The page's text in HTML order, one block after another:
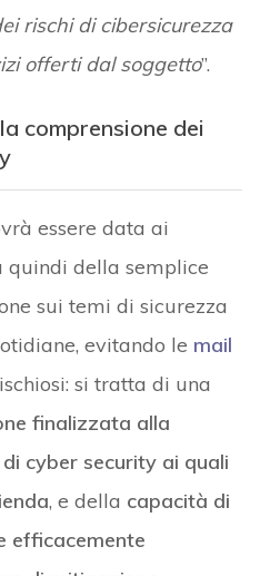
rischi di cibersicurezza
offerti dal soggetto”.
comprensione dei
essere data ai
quindi della semplice
sui temi di sicurezza
evitando le mail
si tratta di una
finalizzata alla
cyber security ai quali
, e della capacità di
efficacemente